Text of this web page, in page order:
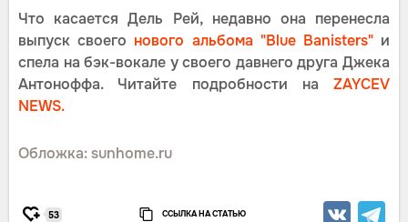
Что касается Дель Рей, недавно она перенесла
выпуск своего нового альбома "Blue Banisters"и
спела на бэк-вокале у своего давнего друга Джека
Антоноффа. Читайте подробности на ZAYCEV
NEWS.
Обложка: sunhome.ru
53 ССЫЛКА НА СТАТЬЮ